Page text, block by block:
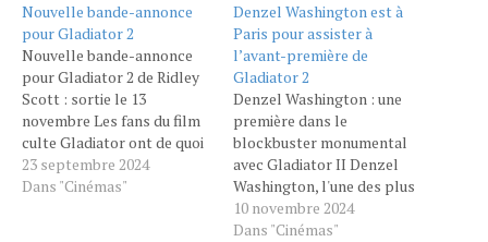
Nouvelle bande-annonce
pour Gladiator 2
Nouvelle bande-annonce
pour Gladiator 2 de Ridley
Scott : sortie le 13
novembre Les fans du film
culte Gladiator ont de quoi
se réjouir. La nouvelle
bande-annonce tant
23 septembre 2024
Dans "Cinémas"
Denzel Washington est à
Paris pour assister à
l’avant-première de
Gladiator 2
Denzel Washington : une
première dans le
blockbuster monumental
avec Gladiator II Denzel
Washington, l'une des plus
grandes figures du cinéma,
fait son entrée dans une
10 novembre 2024
Dans "Cinémas"